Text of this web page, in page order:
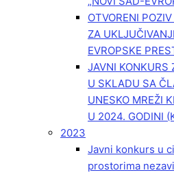
OTVORENI
ZA
EVROPSKE
JAVNI KONKURS
U SKLADU SA
UNESKO MREŽI
U 2024. GODINI
2023
Javni konkurs u
prostorima